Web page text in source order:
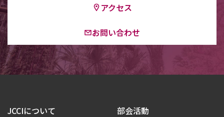
アクセス
お問い合わせ
JCCIについて 部会活動